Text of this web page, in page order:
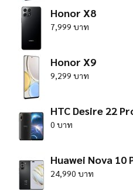
Honor X8
7,999 บาท
Honor X9
9,299 บาท
HTC Desire 22
0 บาท
Huawei Nova 10
24,990 บาท